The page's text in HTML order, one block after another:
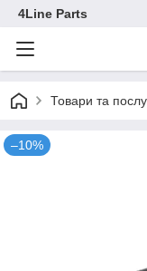
4Line Parts
Товари та
–10%